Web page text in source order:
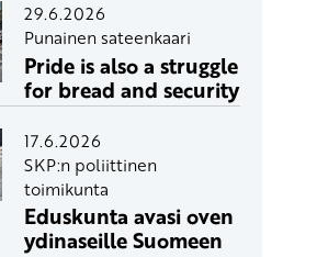
29.6.2026
Punainen sateenkaari
Pride is also a struggle
for bread and security
17.6.2026
SKP:n poliittinen
toimikunta
Eduskunta avasi oven
ydinaseille Suomeen